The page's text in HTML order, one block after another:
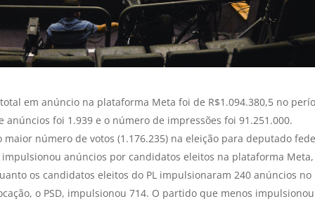
em anúncio na plataforma Meta foi de R$1.094.380,5 no
foi 1.939 e o número de impressões foi 91.251.000.
número de votos (1.176.235) na eleição para deputado
anúncios por candidatos eleitos na plataforma
os candidatos eleitos do PL impulsionaram 240 anúncios no
o PSD, impulsionou 714. O partido que menos impulsionou